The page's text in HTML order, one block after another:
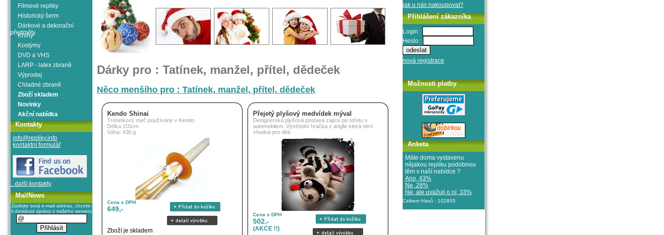
Dárky pro : Tatínek, manžel, přítel, dědeček
Něco menšího pro : Tatínek, manžel, přítel, dědeček
Kendo Shinai
Tréninkový meč používaný v Kendo.
Délka 115cm.
Váha: 430 g
Cena s DPH
649,-
Zboží je skladem
Přejetý plyšový medvídek mýval
Designérská plyšová postava zajíce po střetu s
automobilem. Výstřední hračka z anglie která není
vhodná pro děti.
Cena s DPH
502,-
(AKCE !!)
Filmové repliky
Historický šerm
Dárkové a dekorační
předměty
Knihy
Kostýmy
DVD a VHS
LARP - latex zbraně
Výprodej
Chladné zbraně
Zboží skladem
Novinky
Akční nabídka
Kontakty
info@repliky.info
kontaktní formulář
.. další kontakty
MailNews
Zadejte svoji e-mail adresu, chcete-
li dostávat zprávy z našeho serveru
jak u nás nakoupovat?
Přihlášení zákazníka
Login :
Heslo :
nová registrace
Možnosti platby
Anketa
Máte doma vystavenu
nějakou repliku podobnou
těm v naší nabídce ?
Ano, 43%
Ne, 28%
Ne, ale uvažuji o ní, 33%
Celkem hlasů : 102805